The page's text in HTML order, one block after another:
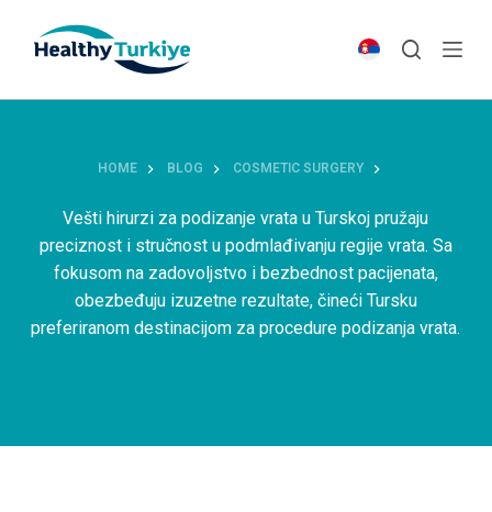
p
HOME BLOG COSMETIC SURGERY
Vešti hirurzi za podizanje vrata u Turskoj pružaju
preciznost i stručnost u podmlađivanju regije vrata. Sa
fokusom na zadovoljstvo i bezbednost pacijenata,
obezbeđuju izuzetne rezultate, čineći Tursku
preferiranom destinacijom za procedure podizanja vrata.